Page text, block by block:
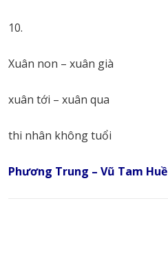
10.
Xuân non – xuân già
xuân tới – xuân qua
thi nhân không tuổi
Phương Trung – Vũ Tam Huề